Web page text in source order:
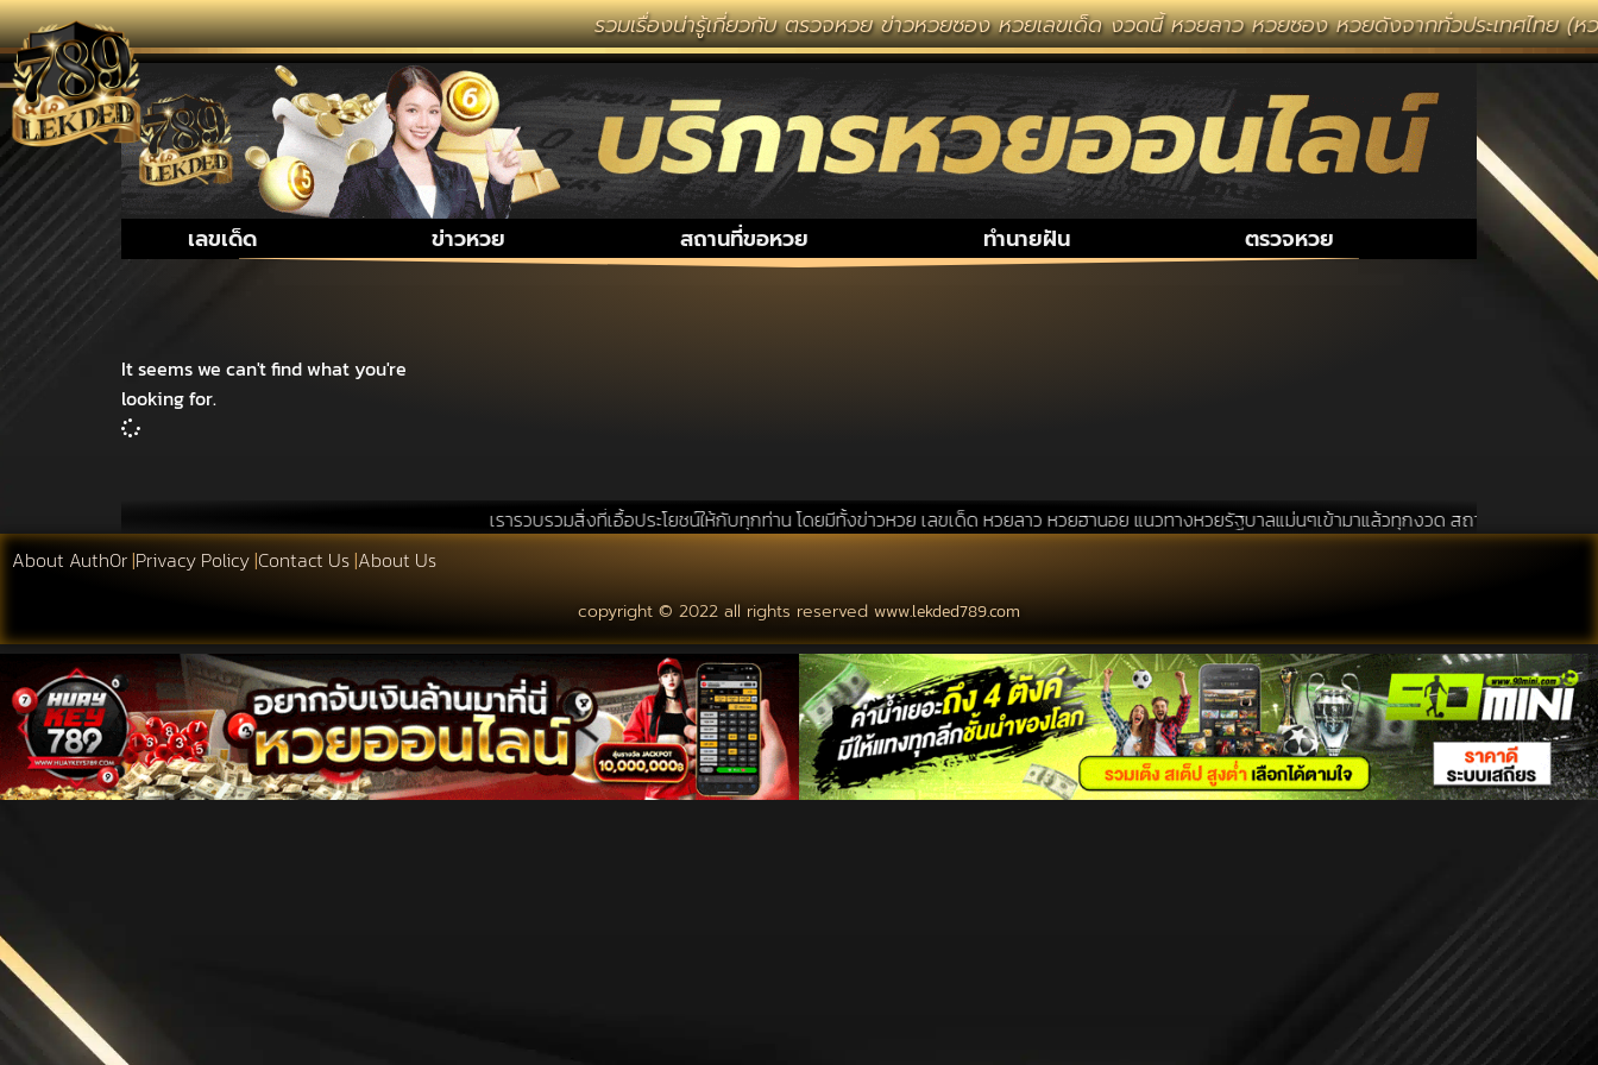
รวมเรื่องน่ารู้เกี่ยวกับ ตรวจหวย ข่าวหวยซอง หวยเลขเด็ด งวดนี้ หวยลาว หวยซอง หวยดังจากทั่วประเทศไทย (หวยไ
เลขเด็ด ข่าวหวย สถานที่ขอหวย ทำนายฝัน ตรวจหวย
It seems we can't find what you're
looking for.
เรารวบรวมสิ่งที่เอื้อประโยชน์ให้กับทุกท่าน โดยมีทั้งข่าวหวย เลขเด็ด หวยลาว หวยฮานอย แนวทางหวยรัฐบาลแม่นๆเข้ามาแล้วทุกงวด สถานที่ขอหวย
About Auth0r|Privacy Policy|Contact Us|About Us
copyright © 2022 all rights reserved www.lekded789.com